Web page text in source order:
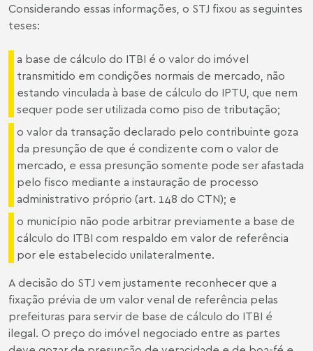
Considerando essas informações, o STJ fixou as seguintes
teses:
a base de cálculo do ITBI é o valor do imóvel
transmitido em condições normais de mercado, não
estando vinculada à base de cálculo do IPTU, que nem
sequer pode ser utilizada como piso de tributação;
o valor da transação declarado pelo contribuinte goza
da presunção de que é condizente com o valor de
mercado, e essa presunção somente pode ser afastada
pelo fisco mediante a instauração de processo
administrativo próprio (art. 148 do CTN); e
o município não pode arbitrar previamente a base de
cálculo do ITBI com respaldo em valor de referência
por ele estabelecido unilateralmente.
A decisão do STJ vem justamente reconhecer que a
fixação prévia de um valor venal de referência pelas
prefeituras para servir de base de cálculo do ITBI é
ilegal. O preço do imóvel negociado entre as partes